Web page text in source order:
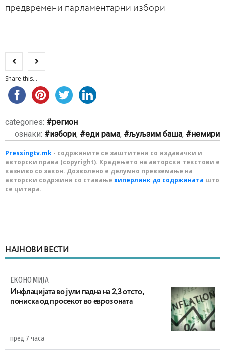
предвремени парламентарни избори
Share this...
categories:
регион
ознаки:
избори, еди рама, љуљзим баша, немири
Pressingtv.mk - содржините се заштитени со издавачки и
авторски права (copyright). Крадењето на авторски текстови е
казниво со закон. Дозволено е делумно превземање на
авторски содржини со ставање хиперлинк до содржината што
се цитира.
НАЈНОВИ ВЕСТИ
ЕКОНОМИЈА
Инфлацијата во јули падна на 2,3 отсто,
пониска од просекот во еврозоната
пред 7 часа